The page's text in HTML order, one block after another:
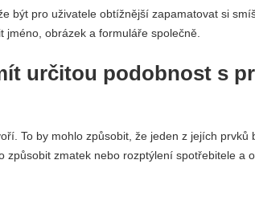
být pro uživatele obtížnější zapamatovat si
obrázek a formuláře společně.
určitou podobnost s
To by mohlo způsobit, že jeden z jejích prvků
způsobit zmatek nebo rozptýlení spotřebitele a